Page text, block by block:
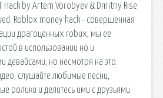
Hack by Artem Vorobyev & Dmitriy Rise
Roblox money hack - совершенная
драгоценных robux, мы ее
в использовании но и
девайсами, но несмотря на это.
слушайте любимые песни,
ролики и делитесь ими с друзьями.